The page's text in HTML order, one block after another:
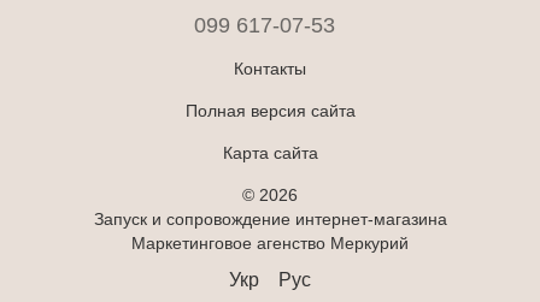
099 617-07-53
Контакты
Полная версия сайта
Карта сайта
© 2026
Запуск и сопровождение интернет-магазина
Маркетинговое агенство Меркурий
Укр Рус